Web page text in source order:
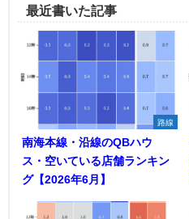
最近書いた記事
路線
南海本線・沿線のQBハウ
ス・空いている店舗ランキン
グ【2026年6月】